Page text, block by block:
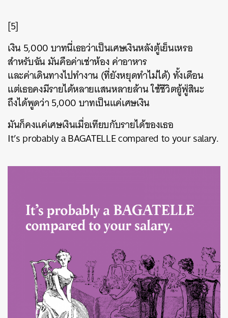
[5]
เงิน 5,000 บาทนี่เธอว่าเป็นเศษเงินหลังตู้เย็นเหรอ
สำหรับฉัน มันคือค่าเช่าห้อง ค่าอาหาร
และค่าเดินทางไปทำงาน (ที่ยังหยุดทำไม่ได้) ทั้งเดือน
แต่เธอคงมีรายได้หลายแสนหลายล้าน ใช้ชีวิตอู้ฟู่สินะ
ถึงได้พูดว่า 5,000 บาทเป็นแค่เศษเงิน
มันก็คงแค่เศษเงินเมื่อเทียบกับรายได้ของเธอ
It’s probably a BAGATELLE compared to your salary.